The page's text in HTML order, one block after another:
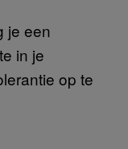
je een
in je
op te